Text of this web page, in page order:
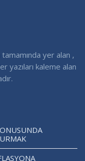
yer alan ,
yazıları kaleme alan